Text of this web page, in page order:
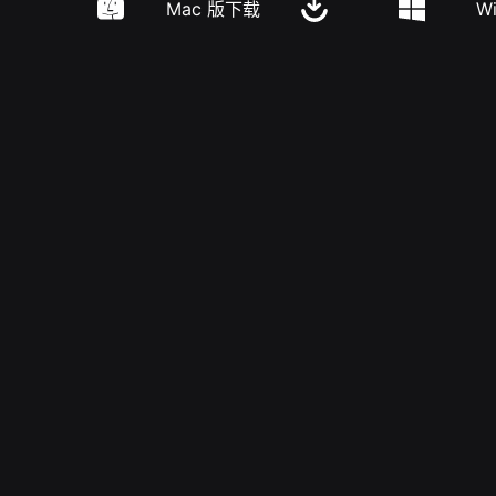
Mac 版下载